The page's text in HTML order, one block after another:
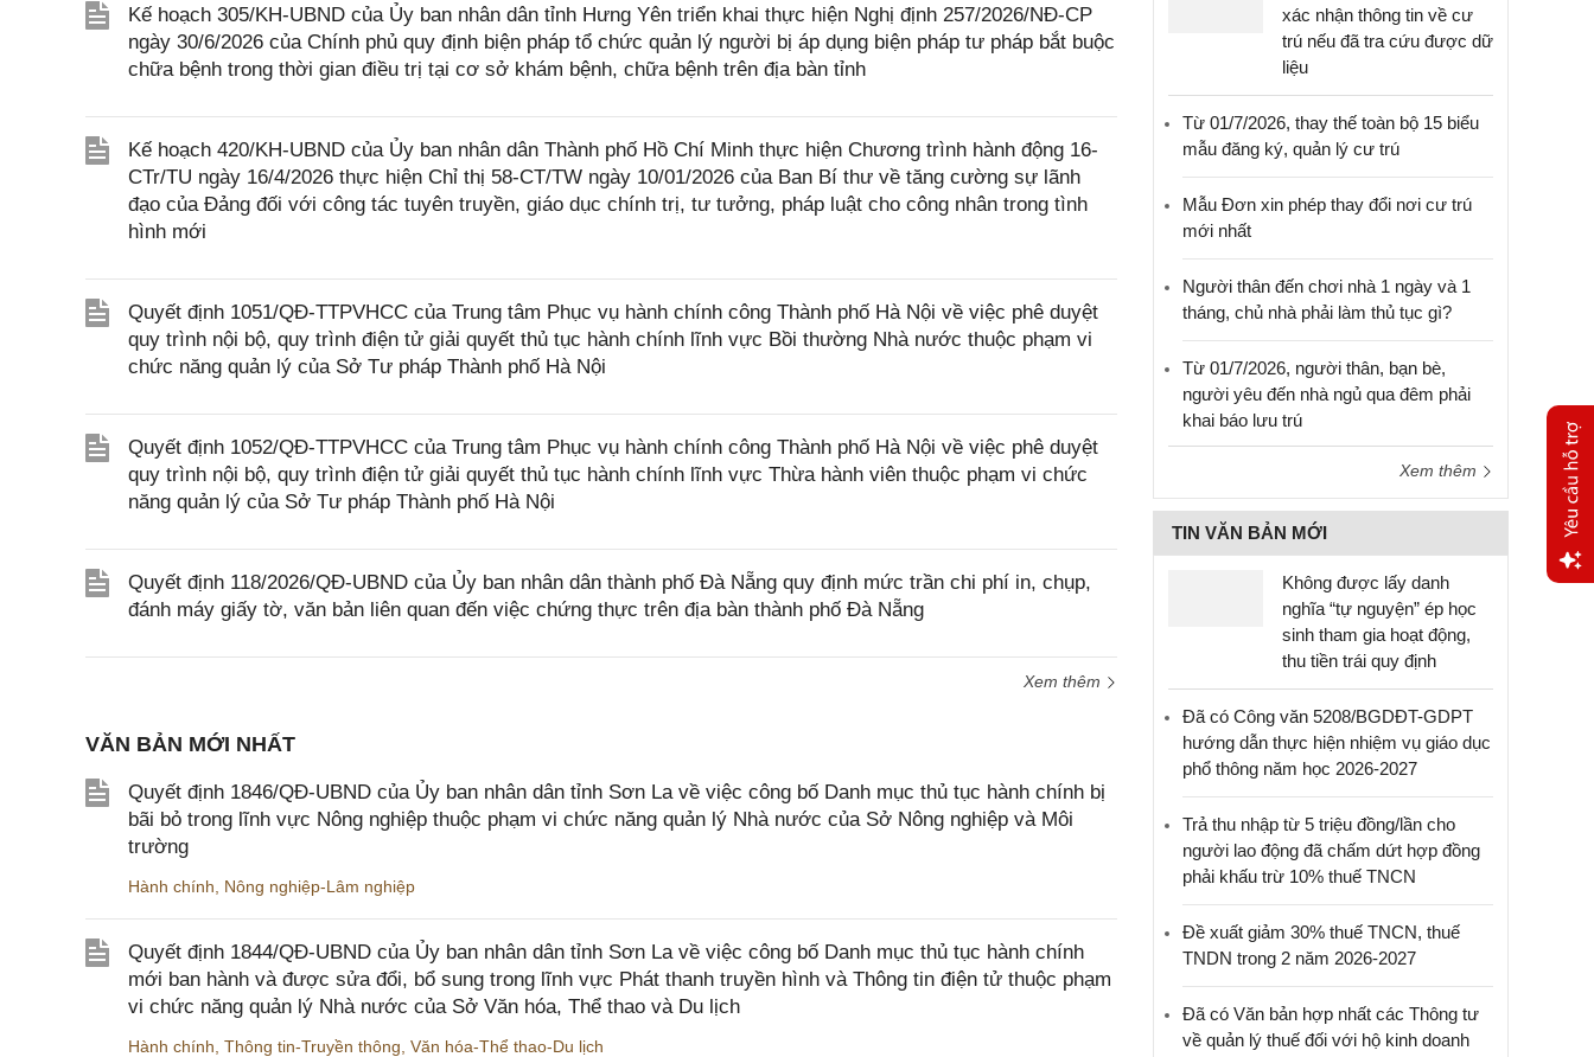
Kế hoạch 305/KH-UBND của Ủy ban nhân dân tỉnh Hưng Yên triển khai thực hiện Nghị định 257/2026/NĐ-CP
ngày 30/6/2026 của Chính phủ quy định biện pháp tổ chức quản lý người bị áp dụng biện pháp tư pháp bắt buộc
chữa bệnh trong thời gian điều trị tại cơ sở khám bệnh, chữa bệnh trên địa bàn tỉnh
Kế hoạch 420/KH-UBND của Ủy ban nhân dân Thành phố Hồ Chí Minh thực hiện Chương trình hành động 16-
CTr/TU ngày 16/4/2026 thực hiện Chỉ thị 58-CT/TW ngày 10/01/2026 của Ban Bí thư về tăng cường sự lãnh
đạo của Đảng đối với công tác tuyên truyền, giáo dục chính trị, tư tưởng, pháp luật cho công nhân trong tình
hình mới
Quyết định 1051/QĐ-TTPVHCC của Trung tâm Phục vụ hành chính công Thành phố Hà Nội về việc phê duyệt
quy trình nội bộ, quy trình điện tử giải quyết thủ tục hành chính lĩnh vực Bồi thường Nhà nước thuộc phạm vi
chức năng quản lý của Sở Tư pháp Thành phố Hà Nội
Quyết định 1052/QĐ-TTPVHCC của Trung tâm Phục vụ hành chính công Thành phố Hà Nội về việc phê duyệt
quy trình nội bộ, quy trình điện tử giải quyết thủ tục hành chính lĩnh vực Thừa hành viên thuộc phạm vi chức
năng quản lý của Sở Tư pháp Thành phố Hà Nội
Quyết định 118/2026/QĐ-UBND của Ủy ban nhân dân thành phố Đà Nẵng quy định mức trần chi phí in, chụp,
đánh máy giấy tờ, văn bản liên quan đến việc chứng thực trên địa bàn thành phố Đà Nẵng
Xem thêm
VĂN BẢN MỚI NHẤT
Quyết định 1846/QĐ-UBND của Ủy ban nhân dân tỉnh Sơn La về việc công bố Danh mục thủ tục hành chính bị
bãi bỏ trong lĩnh vực Nông nghiệp thuộc phạm vi chức năng quản lý Nhà nước của Sở Nông nghiệp và Môi
trường
Hành chính Nông nghiệp-Lâm nghiệp
Quyết định 1844/QĐ-UBND của Ủy ban nhân dân tỉnh Sơn La về việc công bố Danh mục thủ tục hành chính
mới ban hành và được sửa đổi, bổ sung trong lĩnh vực Phát thanh truyền hình và Thông tin điện tử thuộc phạm
vi chức năng quản lý Nhà nước của Sở Văn hóa, Thể thao và Du lịch
Hành chính Thông tin-Truyền thông Văn hóa-Thể thao-Du lịch
xác nhận thông tin về cư
trú nếu đã tra cứu được dữ
liệu
Từ 01/7/2026, thay thế toàn bộ 15 biểu
mẫu đăng ký, quản lý cư trú
Mẫu Đơn xin phép thay đổi nơi cư trú
mới nhất
Người thân đến chơi nhà 1 ngày và 1
tháng, chủ nhà phải làm thủ tục gì?
Từ 01/7/2026, người thân, bạn bè,
người yêu đến nhà ngủ qua đêm phải
khai báo lưu trú
Xem thêm
TIN VĂN BẢN MỚI
Không được lấy danh
nghĩa “tự nguyện” ép học
sinh tham gia hoạt động,
thu tiền trái quy định
Đã có Công văn 5208/BGDĐT-GDPT
hướng dẫn thực hiện nhiệm vụ giáo dục
phổ thông năm học 2026-2027
Trả thu nhập từ 5 triệu đồng/lần cho
người lao động đã chấm dứt hợp đồng
phải khấu trừ 10% thuế TNCN
Đề xuất giảm 30% thuế TNCN, thuế
TNDN trong 2 năm 2026-2027
Đã có Văn bản hợp nhất các Thông tư
về quản lý thuế đối với hộ kinh doanh